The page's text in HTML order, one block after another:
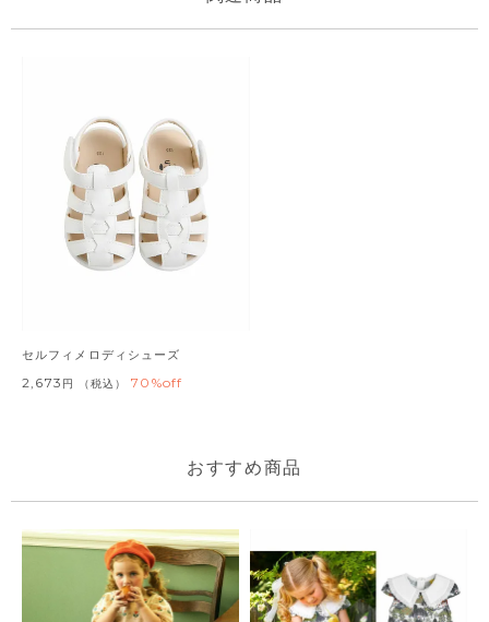
セルフィメロディシューズ
2,673 税込 70%off
おすすめ商品